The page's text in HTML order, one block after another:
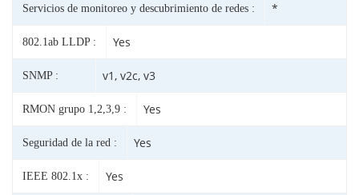
Servicios de monitoreo y descubrimiento de redes : *
802.1ab LLDP : Yes
SNMP : v1, v2c, v3
RMON grupo 1,2,3,9 : Yes
Seguridad de la red : Yes
IEEE 802.1x : Yes